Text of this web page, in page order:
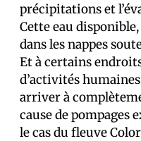
précipitations et
Cette eau
dans les nappes
Et à certains
d’activités
arriver à
cause de pompages
le cas du fleuve